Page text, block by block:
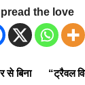
the love
“ट्रैवल
से बिना